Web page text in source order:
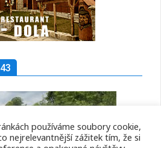
používáme soubory cookie,
nejrelevantnější zážitek tím, že si